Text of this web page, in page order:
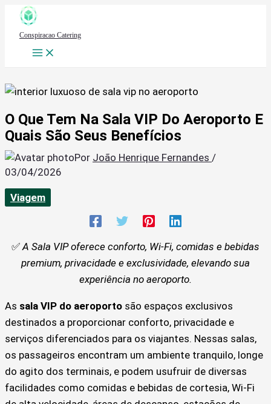
Conspiracao Catering
O Que Tem Na Sala VIP Do Aeroporto E
Quais São Seus Benefícios
Por João Henrique Fernandes /
03/04/2026
Viagem
✅A Sala VIP oferece conforto, Wi-Fi, comidas e bebidas
premium, privacidade e exclusividade, elevando sua
experiência no aeroporto.
As sala VIP do aeroporto são espaços exclusivos
destinados a proporcionar conforto, privacidade e
serviços diferenciados para os viajantes. Nessas salas,
os passageiros encontram um ambiente tranquilo, longe
do agito dos terminais, e podem usufruir de diversas
facilidades como comidas e bebidas de cortesia, Wi-Fi